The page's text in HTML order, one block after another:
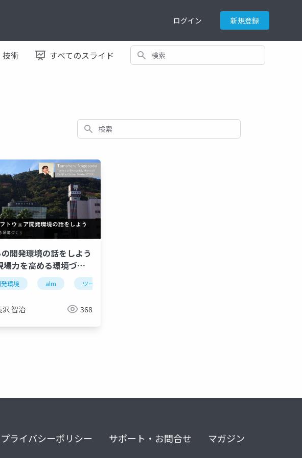
ログイン 新規登録
術 すべてのスライド 検索
検索
開発環境の話をしよう
場力を高める環境づく
環境 alm ツール
沢 智治 368
プライバシーポリシー サポート・お問合せ マガジン